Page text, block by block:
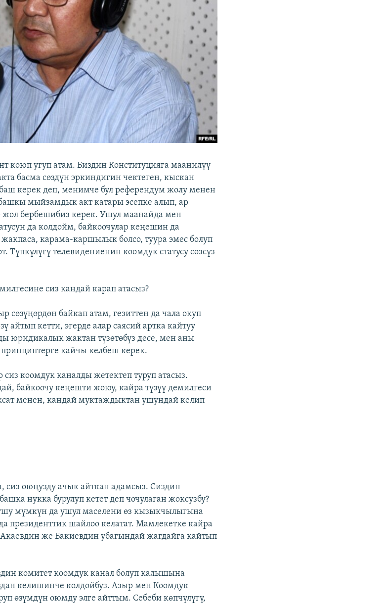
коюп угуп атам. Биздин Конституцияга маанилүү
басма сөздүн эркиндигин чектеген, кыскан
керек деп, менимче бул референдум жолу менен
мыйзамдык акт катары эсепке алып, ар
жол бербешибиз керек. Ушул маанайда мен
да колдойм, байкоочулар кеңешин да
карама-каршылык болсо, туура эмес болуп
Түпкүлүгү телевидениенин коомдук статусу сөзсүз
сиз кандай карап атасыз?
сөзүңөрдөн байкап атам, гезиттен да чала окуп
кетти, эгерде алар саясий артка кайтуу
юридикалык жактан түзөтөбүз десе, мен аны
кайчы келбеш керек.
сиз коомдук каналды жетектеп туруп атасыз.
байкоочу кеңешти жоюу, кайра түзүү демилгеси
менен, кандай муктаждыктан ушундай келип
сиз оюңузду ачык айткан адамсыз. Сиздин
нукка бурулуп кетет деп чочулаган жоксузбу?
мүмкүн да ушул маселени өз кызыкчылыгына
президенттик шайлоо келатат. Мамлекетке кайра
же Бакиевдин убагындай жагдайга кайтып
комитет коомдук канал болуп калышына
келишинче колдойбуз. Азыр мен Коомдук
өзүмдүн оюмду элге айттым. Себеби көпчүлүгү,